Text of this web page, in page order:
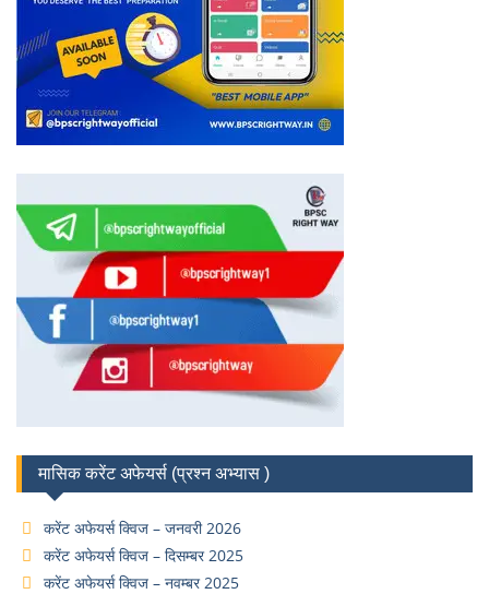
मासिक करेंट अफेयर्स (प्रश्न अभ्यास )
करेंट अफेयर्स क्विज – जनवरी 2026
करेंट अफेयर्स क्विज – दिसम्बर 2025
करेंट अफेयर्स क्विज – नवम्बर 2025